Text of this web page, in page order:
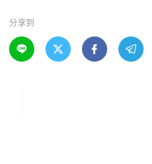
分享到
   